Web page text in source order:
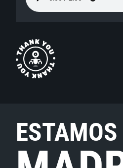
ESTAMOS